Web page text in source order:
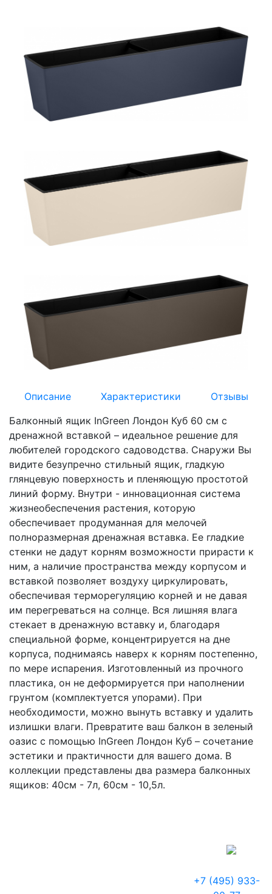
Описание Характеристики
Отзывы
Балконный ящик InGreen Лондон Куб 60 см c
дренажной вставкой – идеальное решение для
любителей городского садоводства. Снаружи Вы
видите безупречно стильный ящик, гладкую
глянцевую поверхность и пленяющую простотой
линий форму. Внутри - инновационная система
жизнеобеспечения растения, которую
обеспечивает продуманная для мелочей
полноразмерная дренажная вставка. Ее гладкие
стенки не дадут корням возможности прирасти к
ним, а наличие пространства между корпусом и
вставкой позволяет воздуху циркулировать,
обеспечивая терморегуляцию корней и не давая
им перегреваться на солнце. Вся лишняя влага
стекает в дренажную вставку и, благодаря
специальной форме, концентрируется на дне
корпуса, поднимаясь наверх к корням постепенно,
по мере испарения. Изготовленный из прочного
пластика, он не деформируется при наполнении
грунтом (комплектуется упорами). При
необходимости, можно вынуть вставку и удалить
излишки влаги. Превратите ваш балкон в зеленый
оазис с помощью InGreen Лондон Куб – сочетание
эстетики и практичности для вашего дома. В
коллекции представлены два размера балконных
ящиков: 40см - 7л, 60см - 10,5л.
+7 (495) 933-